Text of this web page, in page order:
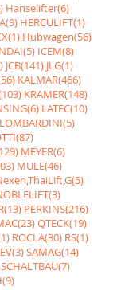
Hanselifter(6)
HERCULIFT(1)
Hubwagen(56)
ICEM(8)
JCB(141) JLG(1)
KALMAR(466)
KRAMER(148)
LATEC(10)
LOMBARDINI(5)
MEYER(6)
MULE(46)
PERKINS(216)
QTECK(19)
ROCLA(30) RS(1)
SAMAG(14)
SCHALTBAU(7)